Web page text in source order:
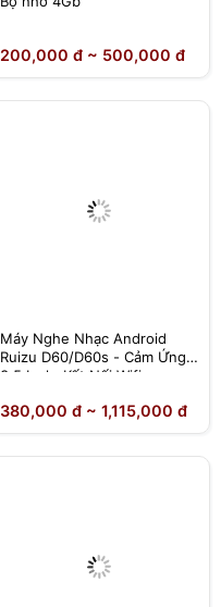
200,000 đ ~ 500,000 đ
Máy Nghe Nhạc Android
Ruizu D60/D60s - Cảm Ứng
3.5 Inch, Kết Nối Wifi
380,000 đ ~ 1,115,000 đ